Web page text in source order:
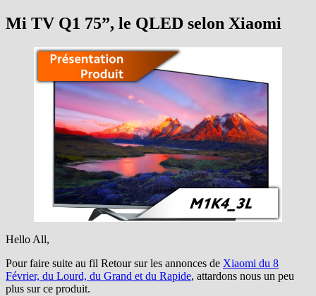
Mi TV Q1 75”, le QLED selon Xiaomi
Hello All,
Pour faire suite au fil Retour sur les annonces de Xiaomi du 8
Février, du Lourd, du Grand et du Rapide, attardons nous un peu
plus sur ce produit.